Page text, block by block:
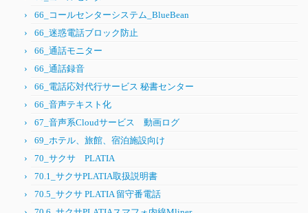
66_コールセンターシステム_BlueBean
66_迷惑電話ブロック防止
66_通話モニター
66_通話録音
66_電話応対代行サービス 秘書センター
66_音声テキスト化
67_音声系Cloudサービス 動画ログ
69_ホテル、旅館、宿泊施設向け
70_サクサ PLATIA
70.1_サクサPLATIA取扱説明書
70.5_サクサ PLATIA 留守番電話